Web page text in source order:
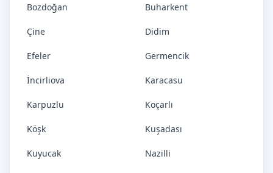
Bozdoğan Buharkent
Çine Didim
Efeler Germencik
İncirliova Karacasu
Karpuzlu Koçarlı
Köşk Kuşadası
Kuyucak Nazilli